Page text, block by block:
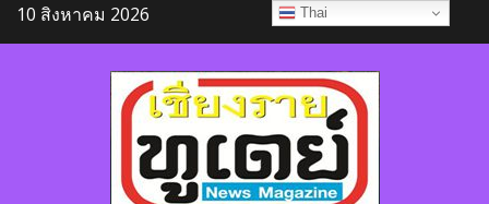
Skip
to
10 สิงหาคม 2026 Thai